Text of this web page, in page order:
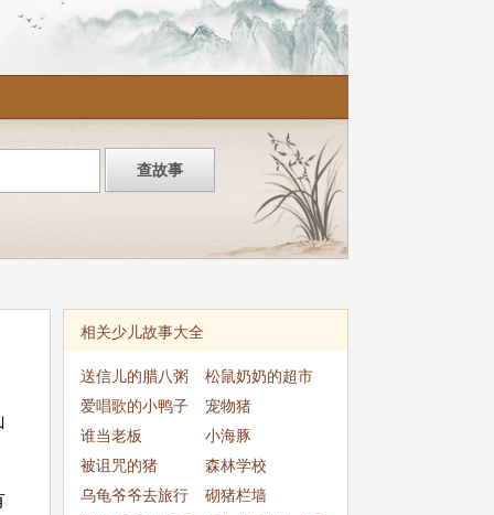
相关少儿故事大全
送信儿的腊八粥
松鼠奶奶的超市
爱唱歌的小鸭子
宠物猪
谁当老板
小海豚
被诅咒的猪
森林学校
乌龟爷爷去旅行
砌猪栏墙